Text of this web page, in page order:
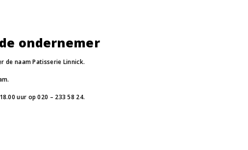
ondernemer
de naam Patisserie Linnick.
uur op 020 – 233 58 24.